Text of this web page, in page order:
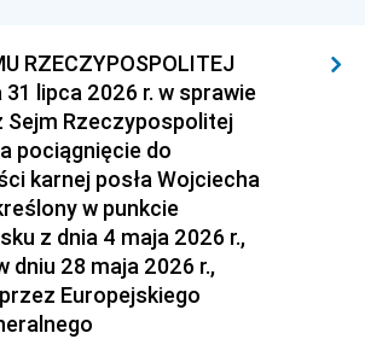
RZECZYPOSPOLITEJ
31 lipca 2026 r. w sprawie
Sejm Rzeczypospolitej
pociągnięcie do
karnej posła Wojciecha
w punkcie
z dnia 4 maja 2026 r.,
dniu 28 maja 2026 r.,
Europejskiego